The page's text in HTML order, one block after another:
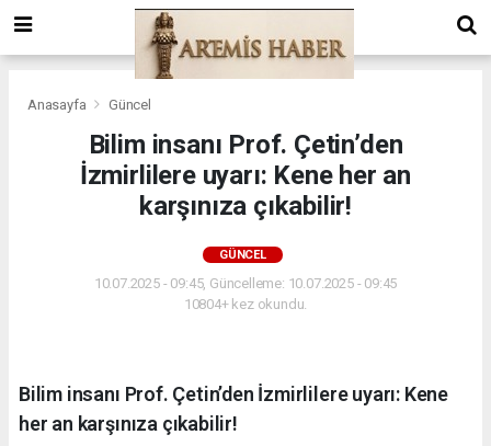
Anasayfa Güncel
Bilim insanı Prof. Çetin’den
İzmirlilere uyarı: Kene her an
karşınıza çıkabilir!
GÜNCEL
10.07.2025 - 09:45, Güncelleme: 10.07.2025 - 09:45
10804+ kez okundu.
Bilim insanı Prof. Çetin’den İzmirlilere uyarı: Kene
her an karşınıza çıkabilir!